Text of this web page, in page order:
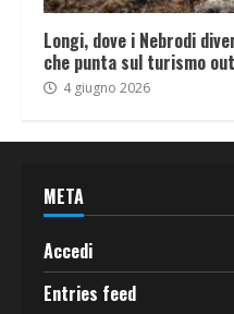
Longi, dove i Nebrodi
che punta sul turismo
4 giugno 2026
META
Accedi
Entries feed